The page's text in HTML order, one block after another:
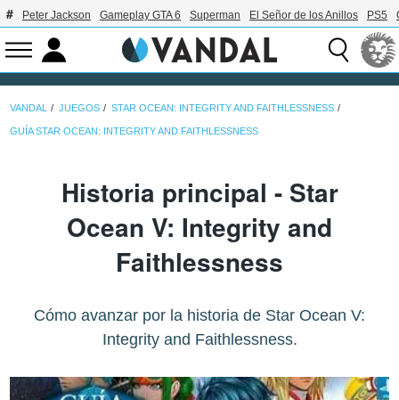
Peter Jackson Gameplay GTA 6 Superman El Señor de los Anillos PS5
VANDAL JUEGOS STAR OCEAN: INTEGRITY AND FAITHLESSNESS
GUÍA STAR OCEAN: INTEGRITY AND FAITHLESSNESS
Historia principal - Star
Ocean V: Integrity and
Faithlessness
Cómo avanzar por la historia de Star Ocean V:
Integrity and Faithlessness.